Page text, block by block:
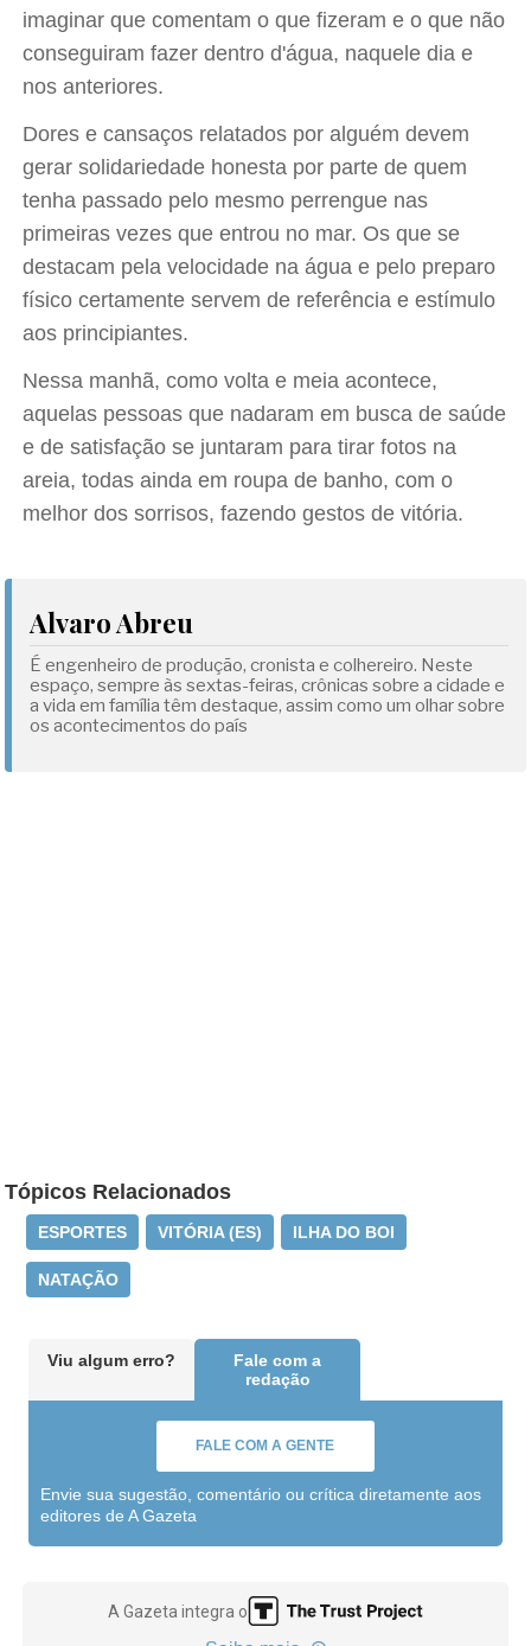
imaginar que comentam o que fizeram e o que não
conseguiram fazer dentro d'água, naquele dia e
nos anteriores.
Dores e cansaços relatados por alguém devem
gerar solidariedade honesta por parte de quem
tenha passado pelo mesmo perrengue nas
primeiras vezes que entrou no mar. Os que se
destacam pela velocidade na água e pelo preparo
físico certamente servem de referência e estímulo
aos principiantes.
Nessa manhã, como volta e meia acontece,
aquelas pessoas que nadaram em busca de saúde
e de satisfação se juntaram para tirar fotos na
areia, todas ainda em roupa de banho, com o
melhor dos sorrisos, fazendo gestos de vitória.
Alvaro Abreu
É engenheiro de produção, cronista e colhereiro. Neste
espaço, sempre às sextas-feiras, crônicas sobre a cidade e
a vida em família têm destaque, assim como um olhar sobre
os acontecimentos do país
Tópicos Relacionados
ESPORTES VITÓRIA (ES) ILHA DO BOI
NATAÇÃO
Viu algum erro?
Fale com a
redação
FALE COM A GENTE
Envie sua sugestão, comentário ou crítica diretamente aos
editores de A Gazeta
A Gazeta integra o